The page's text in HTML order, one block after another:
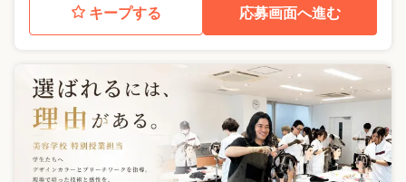
キープする 応募画面へ進む